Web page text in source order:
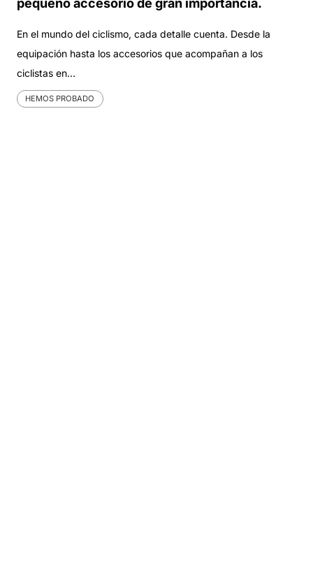
pequeño accesorio de gran importancia.
En el mundo del ciclismo, cada detalle cuenta. Desde la
equipación hasta los accesorios que acompañan a los
ciclistas en…
HEMOS PROBADO